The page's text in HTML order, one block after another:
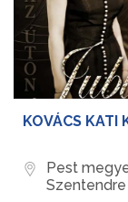
KOVÁCS KATI
Pest
Szentendre